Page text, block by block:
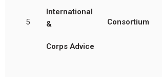
5
International
&
Corps Advice
Consortium